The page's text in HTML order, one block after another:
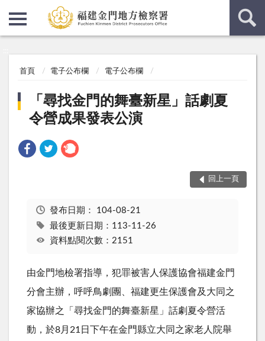
首頁 電子公布欄 電子公布欄
「尋找金門的舞臺新星」話劇夏
令營成果發表公演
回上一頁
發布日期： 104-08-21
最後更新日期：113-11-26
資料點閱次數：2151
由金門地檢署指導，犯罪被害人保護協會福建金門
分會主辦，呼呼鳥劇團、福建更生保護會及大同之
家協辦之「尋找金門的舞臺新星」話劇夏令營活
動，於8月21日下午在金門縣立大同之家老人院舉